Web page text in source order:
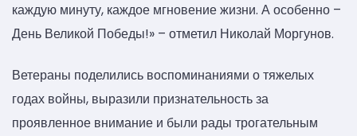
каждую минуту, каждое мгновение жизни. А особенно –
День Великой Победы!» – отметил Николай Моргунов.
Ветераны поделились воспоминаниями о тяжелых
годах войны, выразили признательность за
проявленное внимание и были рады трогательным